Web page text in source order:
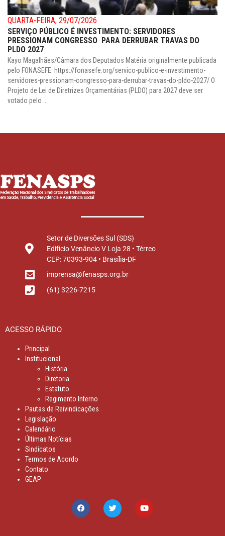
QUARTA-FEIRA, 29/07/2026
SERVIÇO PÚBLICO É INVESTIMENTO: SERVIDORES
PRESSIONAM CONGRESSO PARA DERRUBAR TRAVAS DO
PLDO 2027
Kayo Magalhães/Câmara dos Deputados Matéria originalmente publicada
pelo FONASEFE: https://fonasefe.org/servico-publico-e-investimento-
servidores-pressionam-congresso-para-derrubar-travas-do-pldo-2027/ O
Projeto de Lei de Diretrizes Orçamentárias (PLDO) para 2027 deve ser
votado pelo ...
Setor de Diversões Sul (SDS)
Edifício Venâncio V Loja 28 • Térreo
CEP: 70393-904 • Brasília-DF
imprensa@fenasps.org.br
(61) 3226-7215
ACESSO RÁPIDO
Principal
Institucional
História
Diretoria
Estatuto
Regimento Interno
Pautas de Reivindicações
Legislação
Calendário
Últimas Notícias
Sindicatos
Termos de Acordo
Contato
GEAP